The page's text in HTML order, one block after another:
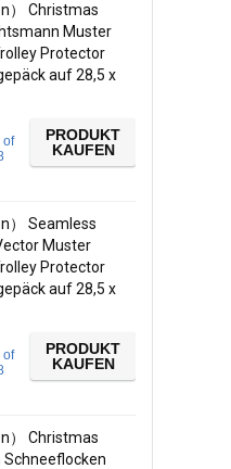
） Christmas
Muster
Protector
auf 28,5 x
of
PRODUKT
KAUFEN
） Seamless
Muster
Protector
auf 28,5 x
of
PRODUKT
KAUFEN
） Christmas